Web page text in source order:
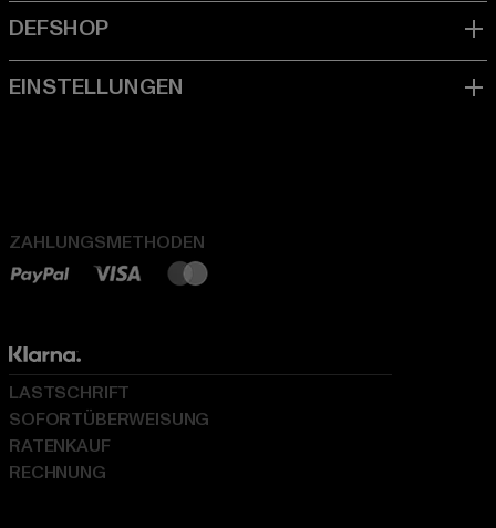
ZAHLUNGSMETHODEN
LASTSCHRIFT
SOFORTÜBERWEISUNG
RATENKAUF
RECHNUNG